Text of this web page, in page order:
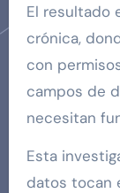
El resultado
crónica,
con
campos de
necesitan
Esta
datos tocan